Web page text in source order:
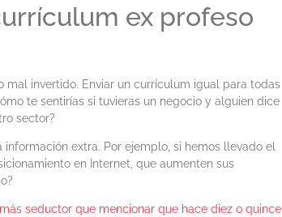
ex profeso
mal invertido. Enviar un currículum igual para todas
te sentirías si tuvieras un negocio y alguien dice
sector?
extra. Por ejemplo, si hemos llevado el
en Internet, que aumenten sus
seductor que mencionar que hace diez o quince